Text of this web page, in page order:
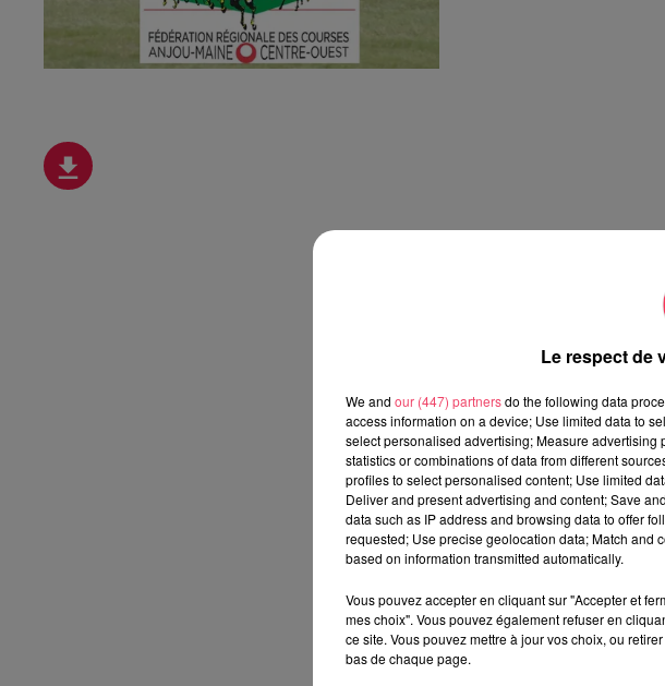
Le respect de
We and our (447) partnersdo the following data
access information on a device; Use limited data to
select personalised advertising; Measure
statistics or combinations of data from different
profiles to select personalised content; Use limited
Deliver and present advertising and content; Save
data such as IP address and browsing data to offer
requested; Use precise geolocation data; Match and
based on information transmitted automatically.
Vous pouvez accepter en cliquant sur "Accepter et
mes choix". Vous pouvez également refuser en
ce site. Vous pouvez mettre à jour vos choix, ou
bas de chaque page.